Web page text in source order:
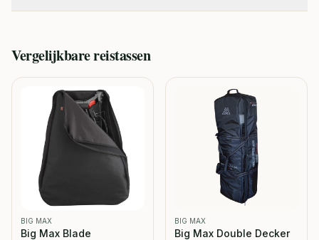
Vergelijkbarereistassen
BIG MAX
Big Max Blade
BIG MAX
Big Max Double Decker